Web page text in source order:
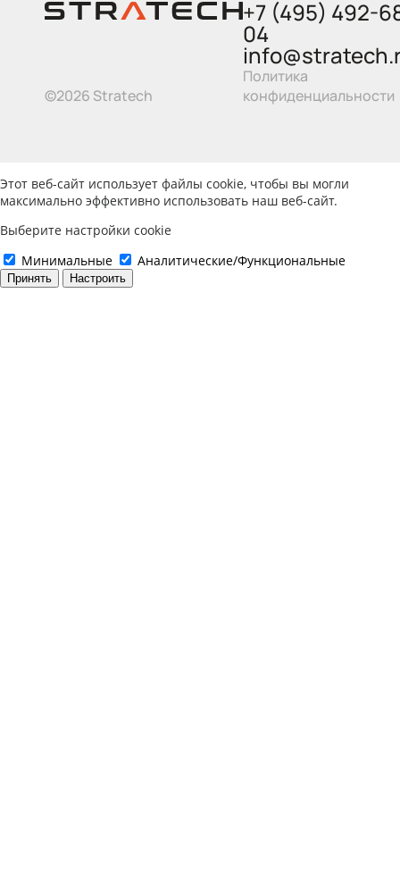
©2026 Stratech
+7 (495) 492-
04
Политика
конфиденциальности
Этот веб-сайт использует файлы cookie, чтобы вы могли
максимально эффективно использовать наш веб-сайт.
Выберите настройки cookie
Минимальные
Аналитические/Функциональные
Принять Настроить